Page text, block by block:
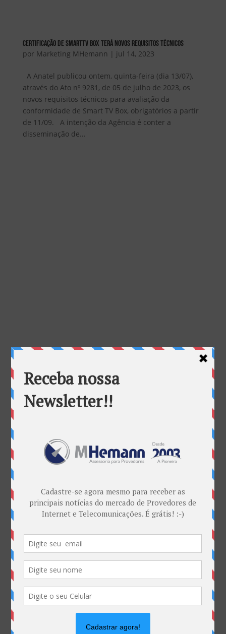
Certificação de SmartTV Box terá novos requisitos técnicos
por Marketing MHemann | jul 14, 2023
A Anatel publicou ontem, quinta-feira (dia 13/07),
através do Ato nº 9281, de 05 de julho de 2023, os
novos requisitos técnicos para avaliação da
conformidade de Smart TV Box, obrigatórios a partir
de 11/09. A intenção da Agência é conter a
disseminação de...
por
mauricio.villela
A Anatel iniciou esta semana a tomada de subsídios
nº 6, da guilhotina regulatória (Projeto que atualiza e
fundamentadas e devidamente identificadas serão
recebidas pelo...
Categorias
ANATEL & Política
Casos de Sucesso
EDITORIAL
Empresas
Eventos
Interesses